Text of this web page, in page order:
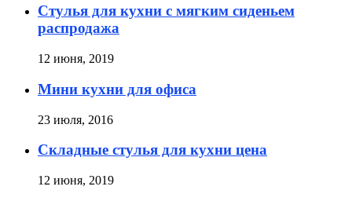
Стулья для кухни с мягким сиденьем
распродажа
12 июня, 2019
Мини кухни для офиса
23 июля, 2016
Складные стулья для кухни цена
12 июня, 2019